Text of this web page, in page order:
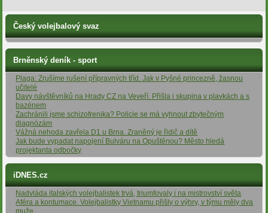
Český volejbalový svaz
Brněnský deník - sport
Plaga: Zrušíme rušení přípravných tříd. Jak v Pyšné princezně, žasnou
učitelé
Davy návštěvníků na Hrady CZ na Veveří. Přišla i skupina v plavkách a s
bazénem
Zachránili jsme schizofrenika? Policie se má vyhnout zbytečným
diagnózám
Vážná nehoda zavřela D1 u Brna. Zraněný je řidič a dítě
Jak bude vypadat napojení Bulváru na Opuštěnou? Město hledá
projektanta odbočky
iDNES.cz
Nadvláda italských volejbalistek trvá, triumfovaly i na mistrovství světa
Aféra a kontumace. Volejbalistky Vietnamu přišly o výhry, v týmu měly dva